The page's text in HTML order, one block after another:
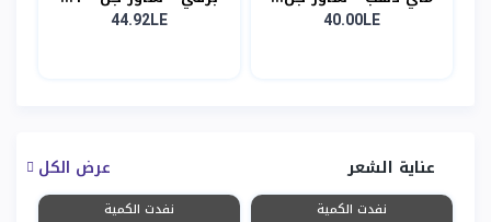
40.00LE
44.92LE
عناية الشعر عرض الكل
نفدت الكمية نفدت الكمية